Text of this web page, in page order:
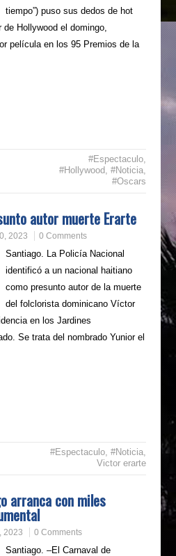
tiempo”) puso sus dedos de hot
Hollywood el domingo,
película en los 95 Premios de la
#Espectaculo
#Hollywood ,#Noticia
#Oscars
autor muerte Erarte
2023 0 Comments
Santiago. La Policía Nacional
identificó a un nacional haitiano
como presunto autor de la muerte
del folclorista dominicano Víctor
en los Jardines
Se trata del nombrado Yunior el
#Espectaculo ,#Noticia
Victor erarte
arranca con miles
2023 0 Comments
Santiago. –El Carnaval de